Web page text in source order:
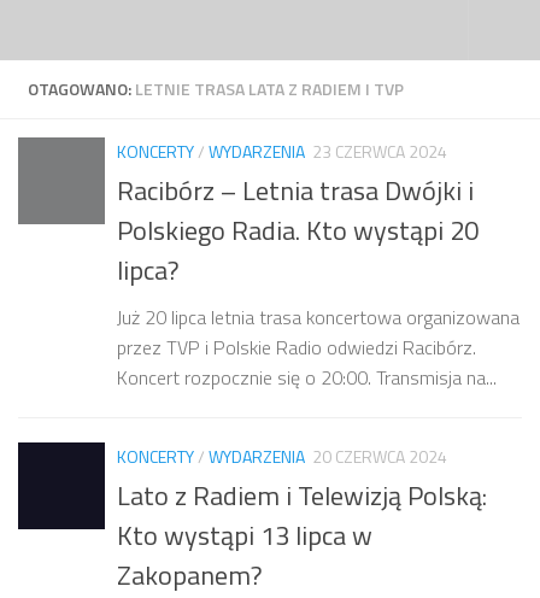
OTAGOWANO:LETNIE TRASA LATA Z RADIEM I TVP
KONCERTY/WYDARZENIA 23 CZERWCA 2024
Racibórz – Letnia trasa Dwójki i
Polskiego Radia. Kto wystąpi 20
lipca?
Już 20 lipca letnia trasa koncertowa organizowana
przez TVP i Polskie Radio odwiedzi Racibórz.
Koncert rozpocznie się o 20:00. Transmisja na...
KONCERTY/WYDARZENIA 20 CZERWCA 2024
Lato z Radiem i Telewizją Polską:
Kto wystąpi 13 lipca w
Zakopanem?